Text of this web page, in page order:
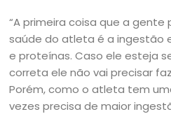
“A primeira coisa que a
saúde do atleta é a ingestão
e proteínas. Caso ele esteja
correta ele não vai precisar
Porém, como o atleta tem
vezes precisa de maior